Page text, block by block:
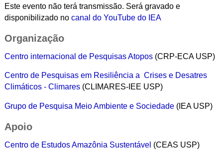
Este evento não terá transmissão. Será gravado e
disponibilizado no canal do YouTube do IEA
Organização
Centro internacional de Pesquisas Atopos(CRP-ECA USP)
Centro de Pesquisas em Resiliência a Crises e Desatres
Climáticos - Climares(CLIMARES-IEE USP)
Grupo de Pesquisa Meio Ambiente e Sociedade(IEA USP)
Apoio
Centro de Estudos Amazônia Sustentável (CEAS USP)